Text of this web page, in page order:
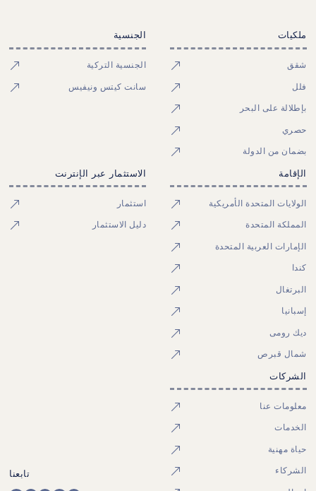
ملكيات
شقق
فلل
بإطلالة على البحر
حصري
بضمان من الدولة
الجنسية
الجنسية التركية
سانت كيتس ونيفيس
الإقامة
الولايات المتحدة الأمريكية
المملكة المتحدة
الإمارات العربية المتحدة
كندا
البرتغال
إسبانيا
ديك رومى
شمال قبرص
الاستثمار عبر الإنترنت
استثمار
دليل الاستثمار
الشركات
معلومات عنا
الخدمات
حياة مهنية
الشركاء تابعنا